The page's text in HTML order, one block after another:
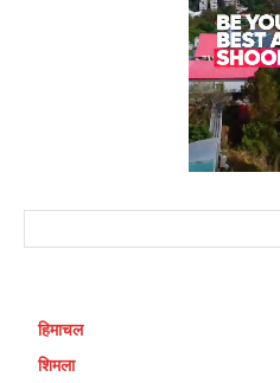
हिमाचल
शिमला